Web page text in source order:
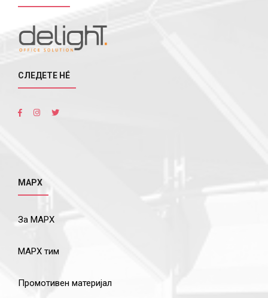
СЛЕДЕТЕ НÉ
МАРХ
За МАРХ
МАРХ тим
Промотивен материјал